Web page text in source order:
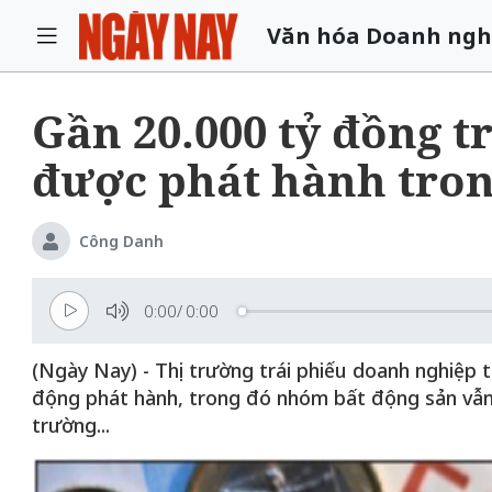
Văn hóa Doanh
Gần 20.000 tỷ đồng
được phát hành
Công Danh
0:00/ 0:00
(Ngày Nay) - Thị trường trái phiếu doanh
động phát hành, trong đó nhóm bất động sản
trường...